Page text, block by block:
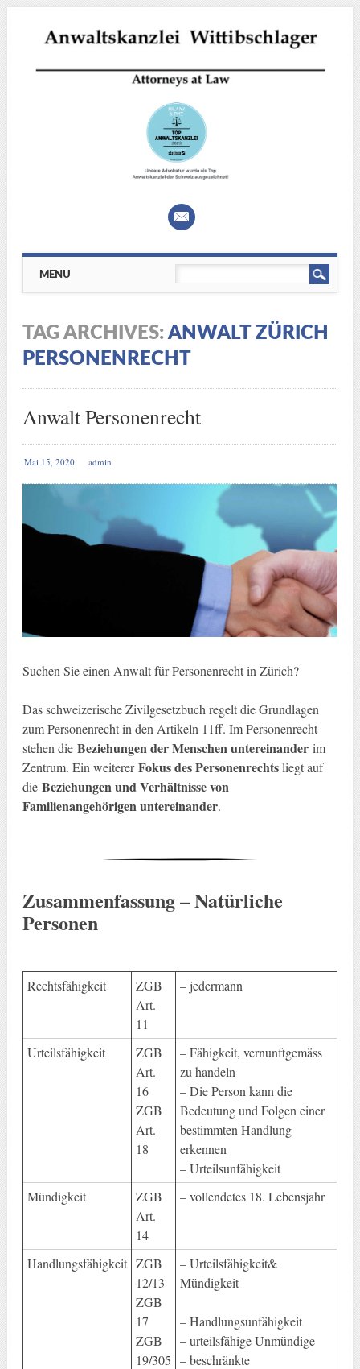
Main menu
MENU
TAG ARCHIVES:ANWALT ZÜRICH
PERSONENRECHT
Anwalt Personenrecht
Mai 15, 2020 admin
Suchen Sie einen Anwalt für Personenrecht in Zürich?
Das schweizerische Zivilgesetzbuch regelt die Grundlagen
zum Personenrecht in den Artikeln 11ff. Im Personenrecht
stehen die Beziehungen der Menschen untereinanderim
Zentrum. Ein weitererFokus des Personenrechtsliegt auf
die Beziehungen und Verhältnisse von
Familienangehörigen untereinander.
Zusammenfassung – Natürliche
Personen
Rechtsfähigkeit
ZGB
Art.
11
– jedermann
Urteilsfähigkeit
ZGB
Art.
16
ZGB
Art.
18
– Fähigkeit, vernunftgemäss
zu handeln
– Die Person kann die
Bedeutung und Folgen einer
bestimmten Handlung
erkennen
– Urteilsunfähigkeit
Mündigkeit
ZGB
Art.
14
– vollendetes 18. Lebensjahr
Handlungsfähigkeit ZGB
12/13
ZGB
17
ZGB
19/305
– Urteilsfähigkeit&
Mündigkeit
– Handlungsunfähigkeit
– urteilsfähige Unmündige
– beschränkte